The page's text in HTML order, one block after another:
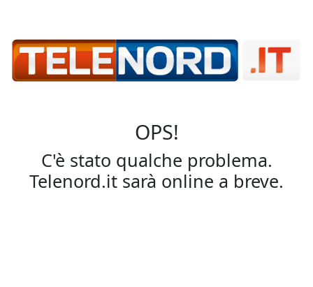
OPS!
C'è stato qualche problema.
Telenord.it sarà online a breve.